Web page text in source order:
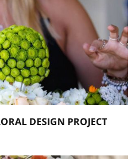
DESIGN PROJECT